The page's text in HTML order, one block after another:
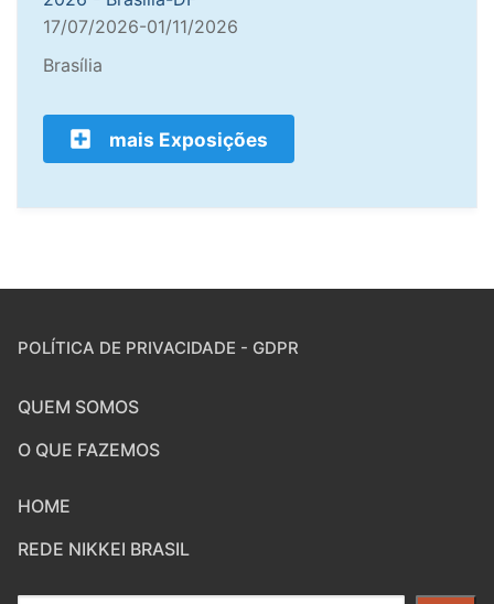
17/07/2026-01/11/2026
Brasília
mais Exposições
POLÍTICA DE PRIVACIDADE - GDPR
QUEM SOMOS
O QUE FAZEMOS
HOME
REDE NIKKEI BRASIL